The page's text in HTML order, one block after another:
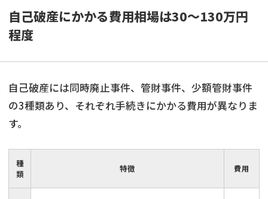
自己破産にかかる費用相場は30～130万円
程度
自己破産には同時廃止事件、管財事件、少額管財事件
の3種類あり、それぞれ手続きにかかる費用が異なりま
す。
種
類
特徴 費用